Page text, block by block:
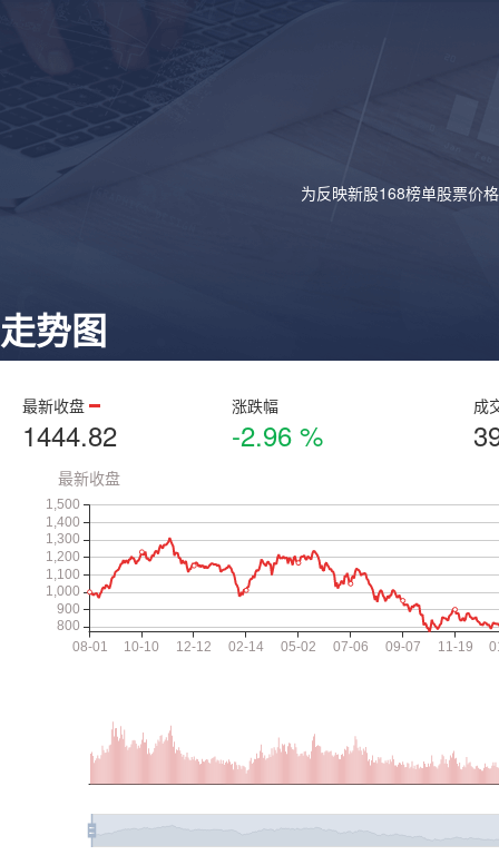
为反映新股168榜单股票价
走势图
最新收盘
1444.82
涨跌幅
-2.96 %
成